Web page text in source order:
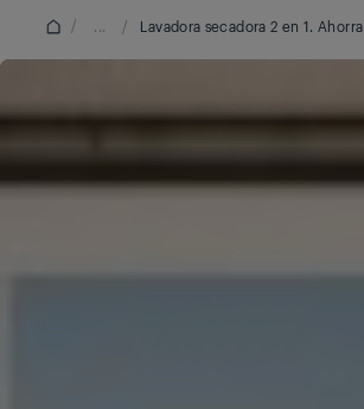
/ ... / Lavadora secadora 2 en 1.